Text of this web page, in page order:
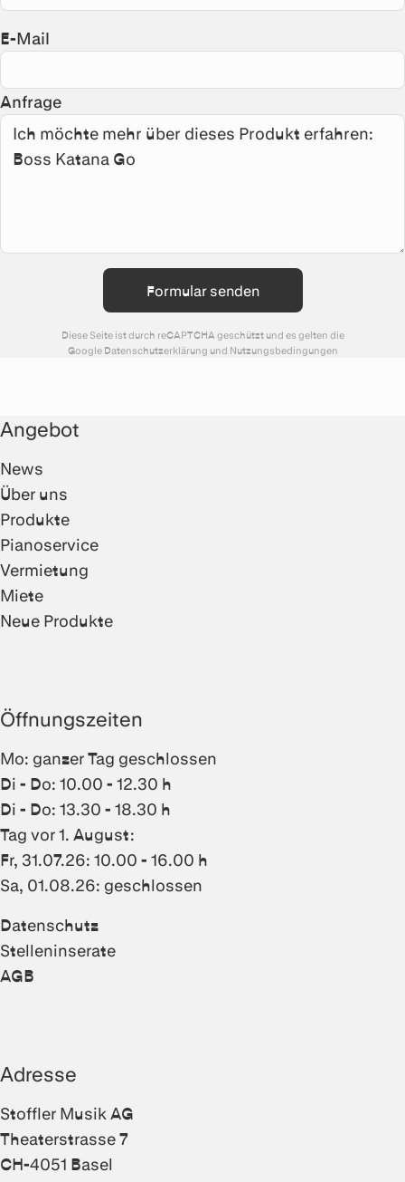
E-Mail
Anfrage
Formular senden
Diese Seite ist durch reCAPTCHA geschützt und es gelten die
Google Datenschutzerklärung und Nutzungsbedingungen
Angebot
News
Über uns
Produkte
Pianoservice
Vermietung
Miete
Neue Produkte
Öffnungszeiten
Mo: ganzer Tag geschlossen
Di - Do: 10.00 - 12.30 h
Di - Do: 13.30 - 18.30 h
Tag vor 1. August:
Fr, 31.07.26: 10.00 - 16.00 h
Sa, 01.08.26: geschlossen
Datenschutz
Stelleninserate
AGB
Adresse
Stoffler Musik AG
Theaterstrasse 7
CH-4051 Basel